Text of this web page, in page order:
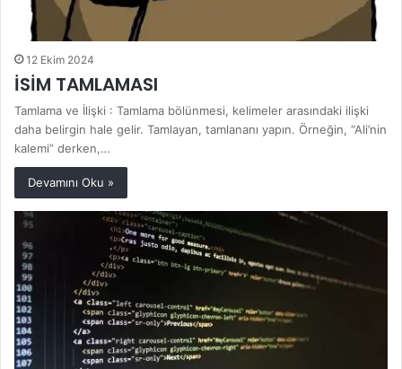
12 Ekim 2024
İSİM TAMLAMASI
Tamlama ve İlişki : Tamlama bölünmesi, kelimeler arasındaki ilişki
daha belirgin hale gelir. Tamlayan, tamlananı yapın. Örneğin, “Ali’nin
kalemi” derken,…
Devamını Oku »